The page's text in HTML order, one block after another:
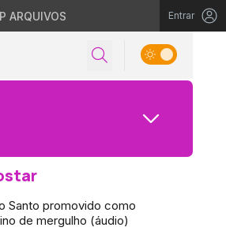
ARQUIVOS Entrar
Santo promovido como
de mergulho (áudio)